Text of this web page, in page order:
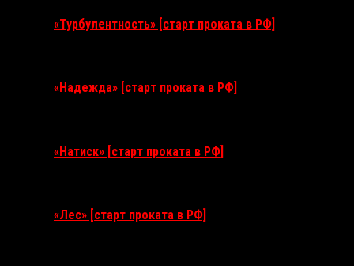
«Турбулентность» [старт проката в РФ]
«Надежда» [старт проката в РФ]
«Натиск» [старт проката в РФ]
«Лес» [старт проката в РФ]